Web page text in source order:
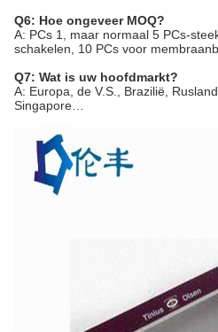
Q6: Hoe ongeveer MOQ?
A: PCs 1, maar normaal 5 PCs-
schakelen, 10 PCs voor
Q7: Wat is uw hoofdmarkt?
A: Europa, de V.S., Brazilië,
Singapore…